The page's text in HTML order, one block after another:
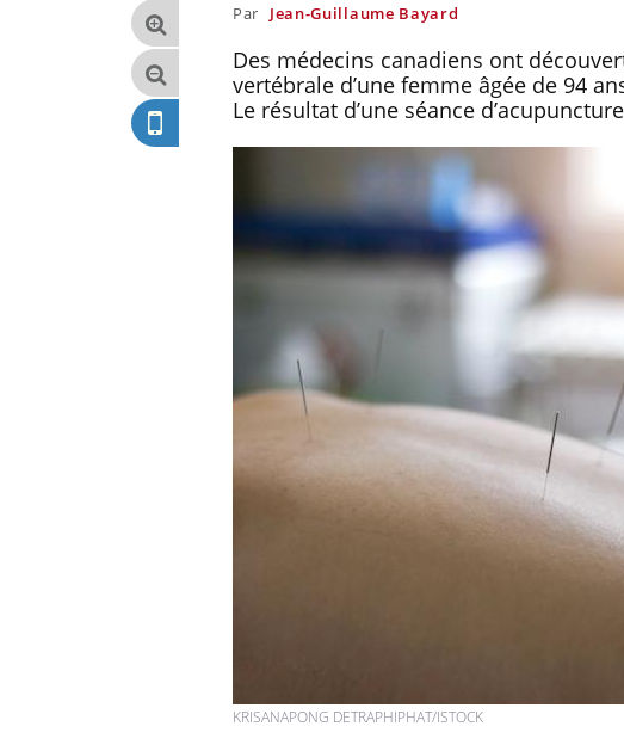
Par Jean-Guillaume Bayard
Des médecins canadiens ont
vertébrale d’une femme âgée de 94
Le résultat d’une séance
KRISANAPONG DETRAPHIPHAT/ISTOCK
Les médicaments GLP-1
protègent-ils aussi les os
Cytomégalovirus : ce qui
change dans la prise en
charge des femmes
enceintes